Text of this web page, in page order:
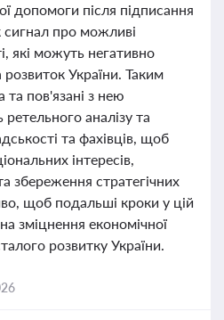
допомоги після підписання
сигнал про можливі
які можуть негативно
України. Таким
пов'язані з нею
аналізу та
та фахівців, щоб
інтересів,
збереження стратегічних
щоб подальші кроки у цій
зміцнення економічної
розвитку України.